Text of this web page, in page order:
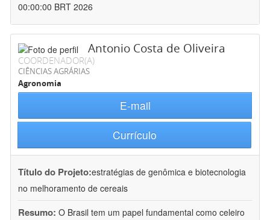
00:00:00 BRT 2026
Antonio Costa de Oliveira
COORDENADOR(A)
CIÊNCIAS AGRÁRIAS
Agronomia
E-mail
Currículo
Título do Projeto:estratégias de genômica e biotecnologia
no melhoramento de cereais
Resumo: O Brasil tem um papel fundamental como celeiro